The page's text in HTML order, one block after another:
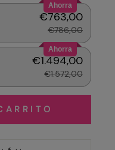
Ahorra
€763,00
€786,00
Ahorra
€1.494,00
€1.572,00